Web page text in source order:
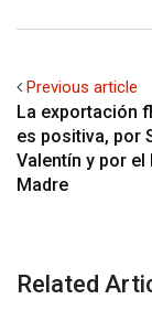
Previous article
La exportación
es positiva, por
Valentín y por el
Madre
Related